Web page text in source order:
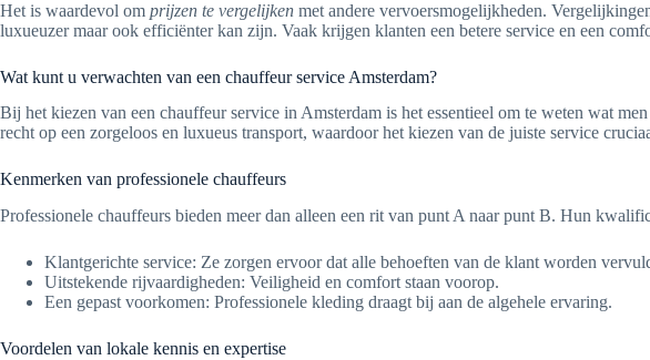
Het is waardevol om prijzen te vergelijken met andere vervoersmogelijkheden.
luxueuzer maar ook efficiënter kan zijn. Vaak krijgen klanten een betere service en een
Wat kunt u verwachten van een chauffeur service Amsterdam?
Bij het kiezen van een chauffeur service in Amsterdam is het essentieel om te weten wat
recht op een zorgeloos en luxueus transport, waardoor het kiezen van de juiste service
Kenmerken van professionele chauffeurs
Professionele chauffeurs bieden meer dan alleen een rit van punt A naar punt B. Hun
Klantgerichte service: Ze zorgen ervoor dat alle behoeften van de klant worden
Uitstekende rijvaardigheden: Veiligheid en comfort staan voorop.
Een gepast voorkomen: Professionele kleding draagt bij aan de algehele ervaring.
Voordelen van lokale kennis en expertise